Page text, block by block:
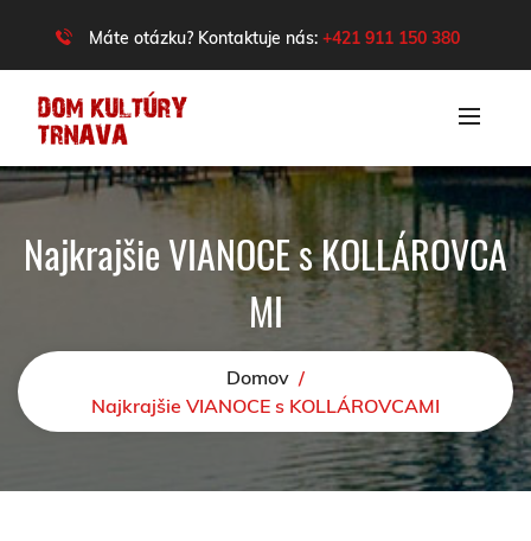
Máte otázku? Kontaktuje nás: +421 911 150 380
Najkrajšie VIANOCE s KOLLÁROVCA
MI
Domov /
Najkrajšie VIANOCE s KOLLÁROVCAMI